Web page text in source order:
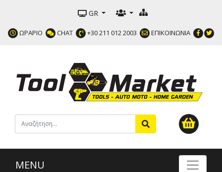
GR
ΩΡΑΡΙΟ CHAT +30 211 012 2003 ΕΠΙΚΟΙΝΩΝΙΑ
MENU